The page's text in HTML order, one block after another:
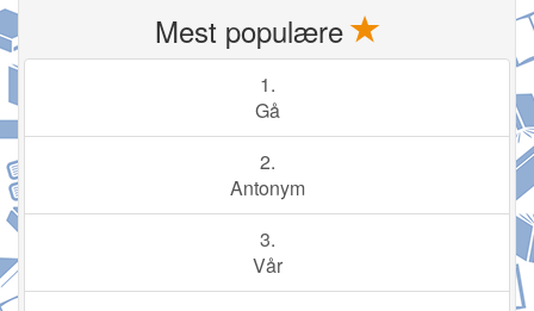
Mest populære
1.
Gå
2.
Antonym
3.
Vår